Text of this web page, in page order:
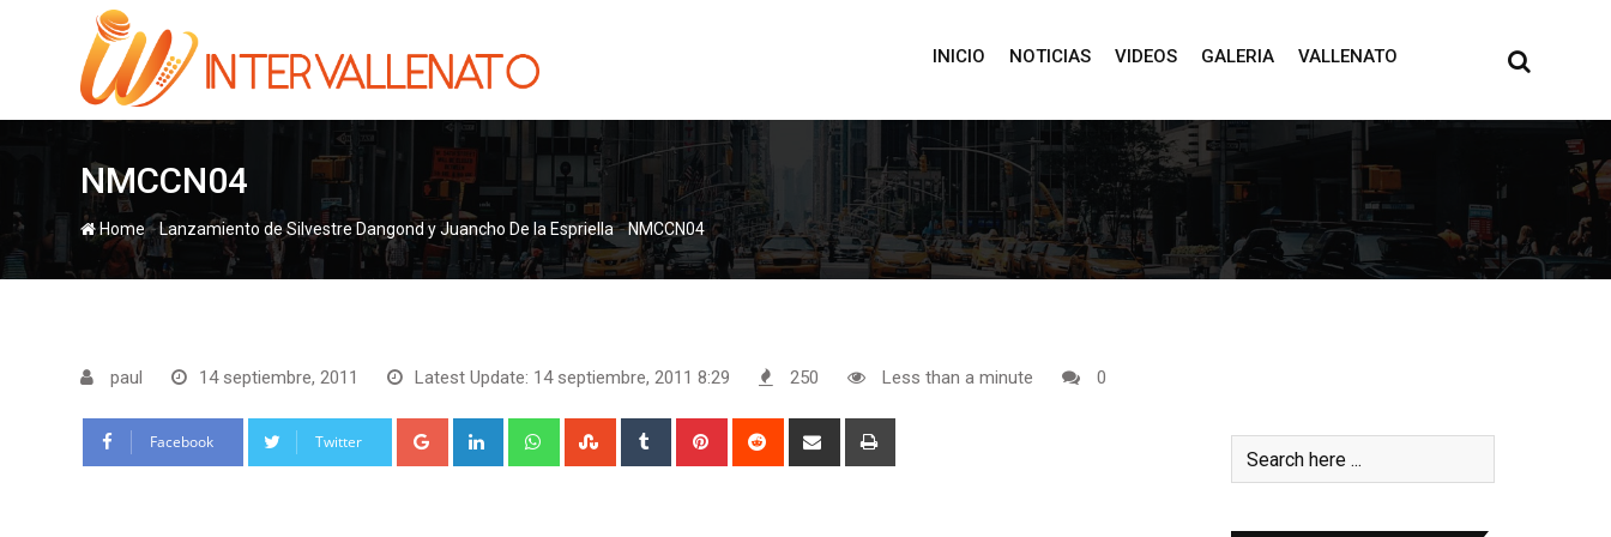
INICIO NOTICIAS VIDEOS GALERIA VALLENATO
NMCCN04
Home-Lanzamiento de Silvestre Dangond y Juancho De la Espriella-NMCCN04
paul 14 septiembre, 2011 Latest Update: 14 septiembre, 2011 8:29 250 Less than a minute 0
Facebook Twitter Google+ LinkedIn WhatsappStumbleUpon
Tumblr Pinterest Reddit
Share